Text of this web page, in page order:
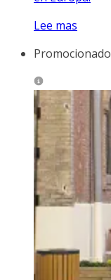
Lee mas
Promocionado